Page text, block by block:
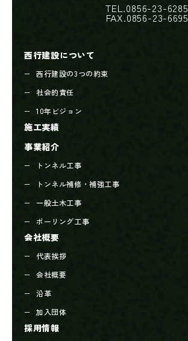
TEL.0856-23-6285
FAX.0856-23-6695
西行建設について
西行建設の3つの約束
社会的責任
10年ビジョン
施工実績
事業紹介
トンネル工事
トンネル補修・補強工事
一般土木工事
ボーリング工事
会社概要
代表挨拶
会社概要
沿革
加入団体
採用情報